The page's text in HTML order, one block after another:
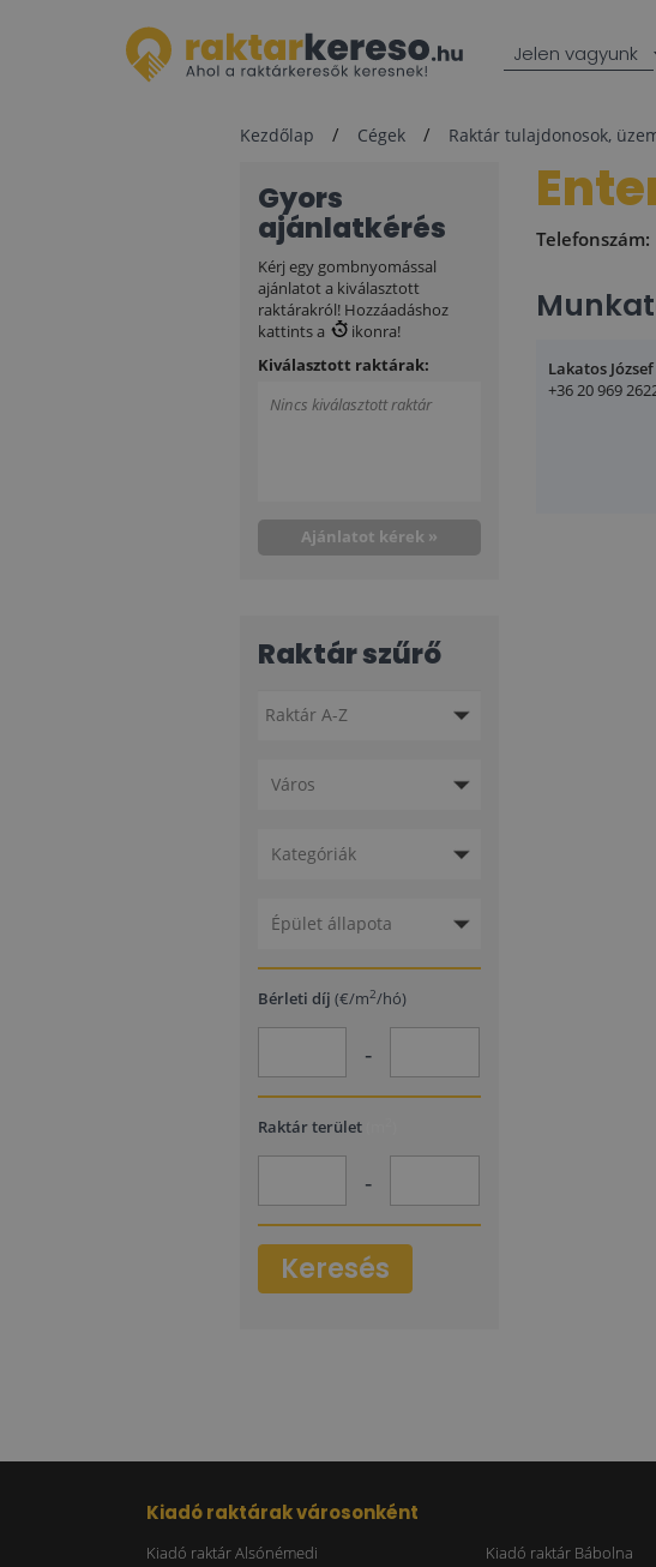
Jelen vagyunk
Kezdőlap Cégek Raktár tulajdonosok,
Gyors
ajánlatkérés
Kérj egy gombnyomással
ajánlatot a kiválasztott
raktárakról! Hozzáadáshoz
kattints a
ikonra!
Kiválasztott raktárak:
Nincs kiválasztott raktár
Ajánlatot kérek »
Raktár szűrő
Város
Kategóriák
Épület állapota
Bérleti díj (€/m2/hó)
-
Raktár terület
-
Keresés
Telefonszám:
Lakatos József
+36 20 969
Kiadó raktárak városonként
Kiadó raktár Alsónémedi Kiadó raktár Bábolna